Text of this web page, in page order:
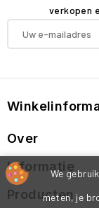
verkopen
Over
Informatie
Producten
We
meten, je